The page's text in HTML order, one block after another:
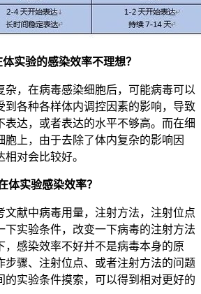
实验的感染效率不理想？
杂，在病毒感染细胞后，可能病毒可以
到各种各样体内调控因素的影响，导致
表达，或者表达的水平不够高。而在细
胞上，由于去除了体内复杂的影响因
对会比较好。
体实验感染效率？
文献中病毒用量，注射方法，注射位点
下实验条件，改变一下病毒的注射方法
，感染效率不好并不是病毒本身的原
步骤、注射位点、或者注射方法的问题
的实验条件摸索，可以得到相对更好的